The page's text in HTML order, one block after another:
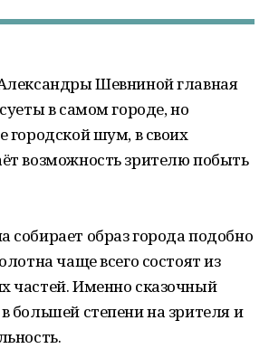
Шевниной главная
в самом городе, но
городской шум, в своих
возможность зрителю побыть
собирает образ города подобно
чаще всего состоят из
частей. Именно сказочный
большей степени на зрителя и